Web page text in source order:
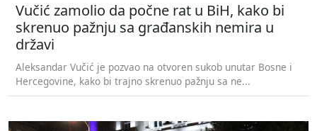
Vučić zamolio da počne rat u BiH, kako bi
skrenuo pažnju sa građanskih nemira u
državi
Aleksandar Vučić je pozvao na otvoren sukob unutar Bosne i
Hercegovine, kako bi trajno skrenuo pažnju sa ne...